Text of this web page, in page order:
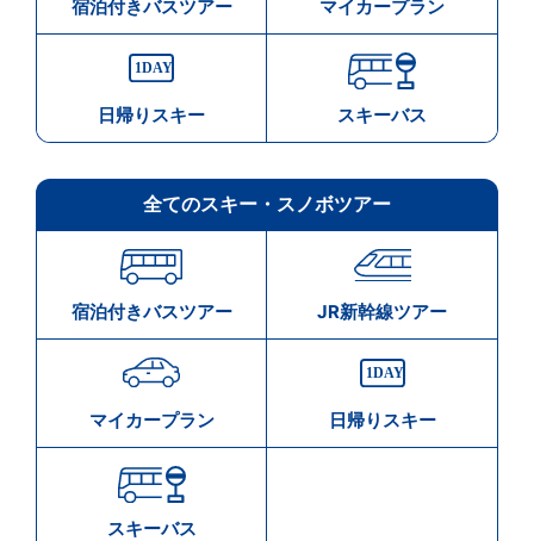
宿泊付きバスツアー マイカープラン
日帰りスキー スキーバス
全てのスキー・スノボツアー
宿泊付きバスツアー JR新幹線ツアー
マイカープラン 日帰りスキー
スキーバス